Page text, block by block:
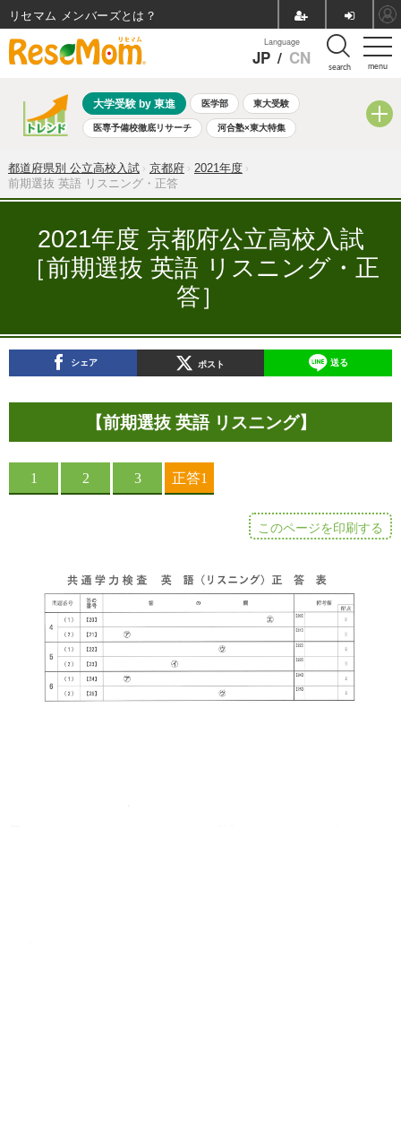
menu
Language
JP / CN search
大学受験 by 東進 医学部 東大受験
医専予備校徹底リサーチ 河合塾×東大特集
共通テスト 夏休み 8月開催学校説明会・相談会
8月開催イベント・WS 全国公立高校 過去問 人気記事
ランキング
都道府県別 公立高校入試 京都府
2021年度
前期選抜 英語 リスニング・正答
2021年度 京都府公立高校入試
［前期選抜 英語 リスニング・正
答］
シェア ポスト 送る
【前期選抜 英語 リスニング】
このページを印刷する
リセマム メンバーズ